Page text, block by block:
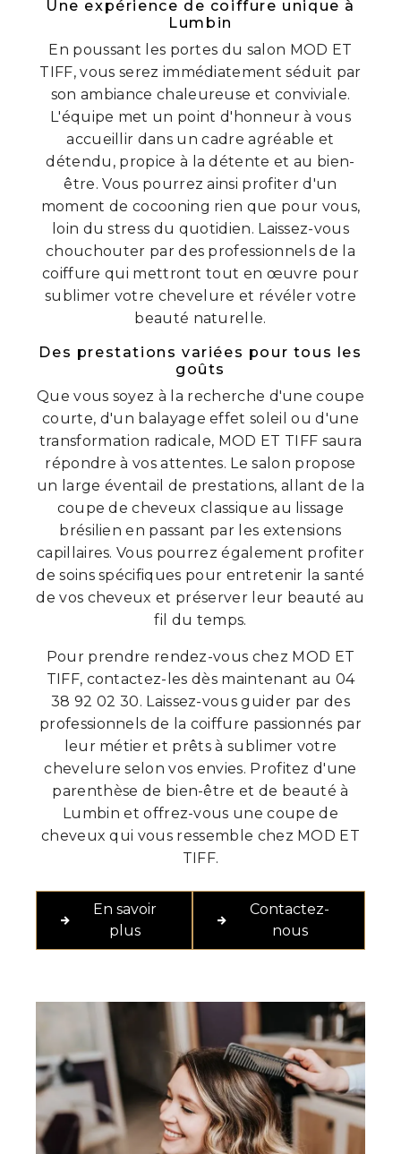
Une expérience de coiffure unique à
Lumbin
En poussant les portes du salon MOD ET
TIFF, vous serez immédiatement séduit par
son ambiance chaleureuse et conviviale.
L'équipe met un point d'honneur à vous
accueillir dans un cadre agréable et
détendu, propice à la détente et au bien-
être. Vous pourrez ainsi profiter d'un
moment de cocooning rien que pour vous,
loin du stress du quotidien. Laissez-vous
chouchouter par des professionnels de la
coiffure qui mettront tout en œuvre pour
sublimer votre chevelure et révéler votre
beauté naturelle.
Des prestations variées pour tous les
goûts
Que vous soyez à la recherche d'une coupe
courte, d'un balayage effet soleil ou d'une
transformation radicale, MOD ET TIFF saura
répondre à vos attentes. Le salon propose
un large éventail de prestations, allant de la
coupe de cheveux classique au lissage
brésilien en passant par les extensions
capillaires. Vous pourrez également profiter
de soins spécifiques pour entretenir la santé
de vos cheveux et préserver leur beauté au
fil du temps.
Pour prendre rendez-vous chez MOD ET
TIFF, contactez-les dès maintenant au 04
38 92 02 30. Laissez-vous guider par des
professionnels de la coiffure passionnés par
leur métier et prêts à sublimer votre
chevelure selon vos envies. Profitez d'une
parenthèse de bien-être et de beauté à
Lumbin et offrez-vous une coupe de
cheveux qui vous ressemble chez MOD ET
TIFF.
En savoir
plus
Contactez-
nous